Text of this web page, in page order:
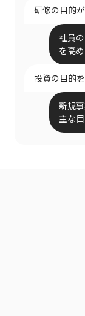
研修の目的
社員
を高
投資の目的
新規
主な目